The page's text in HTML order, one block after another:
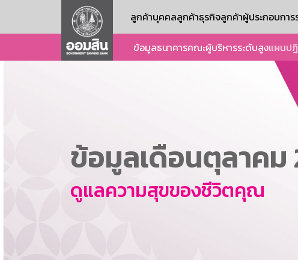
ลูกค้าบุคคลลูกค้าธุรกิจลูกค้าผู้ประกอบกา
ข้อมูลธนาคารคณะผู้บริหารระดับสูงแผนป
ข้อมูลเดือนตุลาคม
ดูแลความสุขของชีวิตคุณ